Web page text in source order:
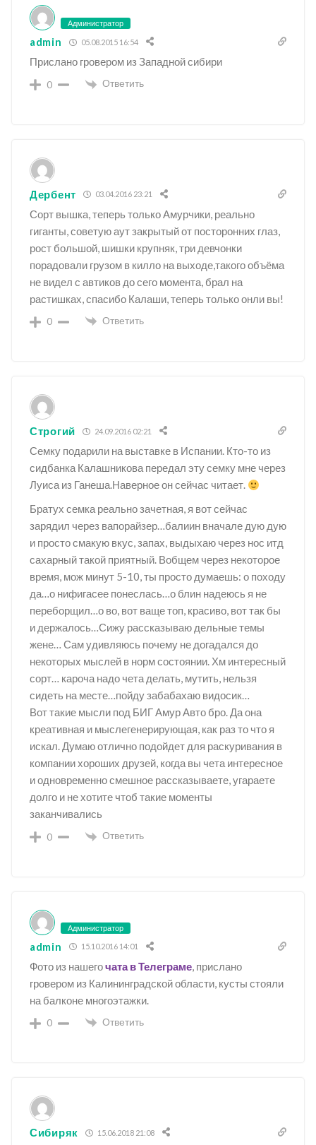
Администратор
admin 05.08.2015 16:54
Прислано гровером из Западной сибири
0 Ответить
Дербент 03.04.2016 23:21
Сорт вышка, теперь только Амурчики, реально
гиганты, советую аут закрытый от посторонних глаз,
рост большой, шишки крупняк, три девчонки
порадовали грузом в килло на выходе,такого объёма
не видел с автиков до сего момента, брал на
растишках, спасибо Калаши, теперь только онли вы!
0 Ответить
Строгий 24.09.2016 02:21
Семку подарили на выставке в Испании. Кто-то из
сидбанка Калашникова передал эту семку мне через
Луиса из Ганеша.Наверное он сейчас читает.
Братух семка реально зачетная, я вот сейчас
зарядил через вапорайзер…балиин вначале дую дую
и просто смакую вкус, запах, выдыхаю через нос итд
сахарный такой приятный. Вобщем через некоторое
время, мож минут 5-10, ты просто думаешь: о походу
да…о нифигасее понеслась…о блин надеюсь я не
переборщил…о во, вот ваще топ, красиво, вот так бы
и держалось…Сижу рассказываю дельные темы
жене… Сам удивляюсь почему не догадался до
некоторых мыслей в норм состоянии. Хм интересный
сорт… кароча надо чета делать, мутить, нельзя
сидеть на месте…пойду забабахаю видосик…
Вот такие мысли под БИГ Амур Авто бро. Да она
креативная и мыслегенерирующая, как раз то что я
искал. Думаю отлично подойдет для раскуривания в
компании хороших друзей, когда вы чета интересное
и одновременно смешное рассказываете, угараете
долго и не хотите чтоб такие моменты
заканчивались
0 Ответить
Администратор
admin 15.10.2016 14:01
Фото из нашегочата в Телеграме, прислано
гровером из Калининградской области, кусты стояли
на балконе многоэтажки.
0 Ответить
Сибиряк 15.06.2018 21:08